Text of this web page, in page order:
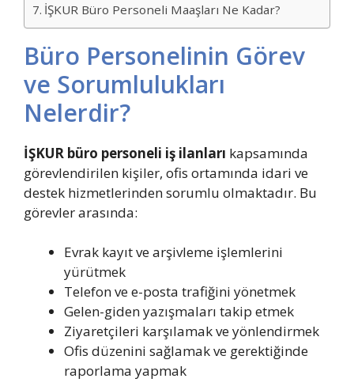
İŞKUR Büro Personeli Maaşları Ne Kadar?
Büro Personelinin Görev
ve Sorumlulukları
Nelerdir?
İŞKUR büro personeli iş ilanları kapsamında
görevlendirilen kişiler, ofis ortamında idari ve
destek hizmetlerinden sorumlu olmaktadır. Bu
görevler arasında:
Evrak kayıt ve arşivleme işlemlerini
yürütmek
Telefon ve e-posta trafiğini yönetmek
Gelen-giden yazışmaları takip etmek
Ziyaretçileri karşılamak ve yönlendirmek
Ofis düzenini sağlamak ve gerektiğinde
raporlama yapmak